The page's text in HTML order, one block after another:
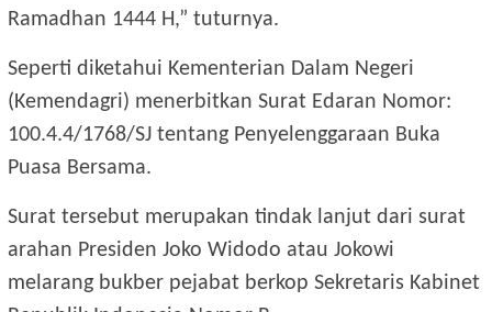
Ramadhan 1444 H,” tuturnya.
Seperti diketahui Kementerian Dalam Negeri
(Kemendagri) menerbitkan Surat Edaran Nomor:
100.4.4/1768/SJ tentang Penyelenggaraan Buka
Puasa Bersama.
Surat tersebut merupakan tindak lanjut dari surat
arahan Presiden Joko Widodo atau Jokowi
melarang bukber pejabat berkop Sekretaris Kabinet